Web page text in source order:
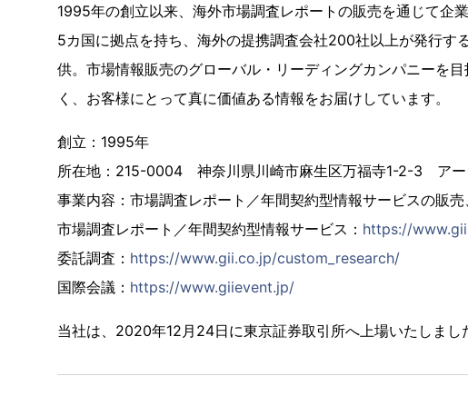
1995年の創立以来、海外市場調査レポートの販売を通じて企
5カ国に拠点を持ち、海外の提携調査会社200社以上が発行す
供。市場情報販売のグローバル・リーディングカンパニーを
く、お客様にとって真に価値ある情報をお届けしています。
創立：1995年
所在地：215-0004 神奈川県川崎市麻生区万福寺1-2-3 アー
事業内容：市場調査レポート／年間契約型情報サービスの販
市場調査レポート／年間契約型情報サービス： https://
委託調査： https://www.gii.co.jp/custom_research/
国際会議： https://www.giievent.jp/
当社は、2020年12月24日に東京証券取引所へ上場いたしまし